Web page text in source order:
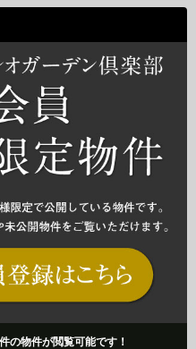
の物件が閲覧可能です！